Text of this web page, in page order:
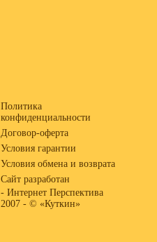
Политика
конфиденциальности
Договор-оферта
Условия гарантии
Условия обмена и возврата
Сайт разработан
- Интернет Перспектива
2007 - © «Куткин»